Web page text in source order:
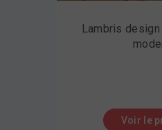
Lambris
Voir le